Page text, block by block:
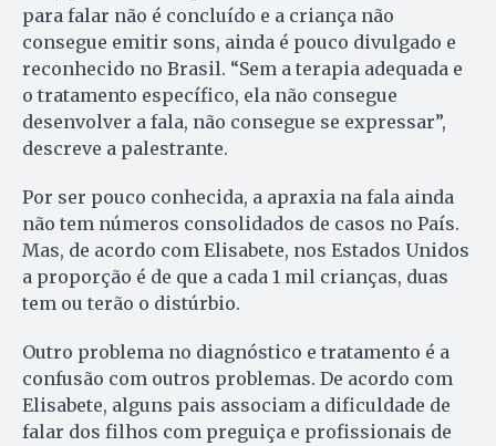
para falar não é concluído e a criança não
consegue emitir sons, ainda é pouco divulgado e
reconhecido no Brasil. “Sem a terapia adequada e
o tratamento específico, ela não consegue
desenvolver a fala, não consegue se expressar”,
descreve a palestrante.
Por ser pouco conhecida, a apraxia na fala ainda
não tem números consolidados de casos no País.
Mas, de acordo com Elisabete, nos Estados Unidos
a proporção é de que a cada 1 mil crianças, duas
tem ou terão o distúrbio.
Outro problema no diagnóstico e tratamento é a
confusão com outros problemas. De acordo com
Elisabete, alguns pais associam a dificuldade de
falar dos filhos com preguiça e profissionais de